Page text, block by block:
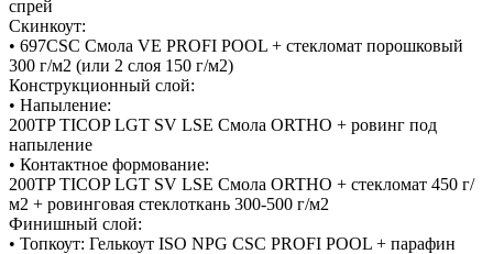
спрей
Скинкоут:
• 697CSC Смола VE PROFI POOL + стекломат порошковый
300 г/м2 (или 2 слоя 150 г/м2)
Конструкционный слой:
• Напыление:
200TP TICOP LGT SV LSE Смола ORTHO + ровинг под
напыление
• Контактное формование:
200TP TICOP LGT SV LSE Смола ORTHO + стекломат 450 г/
м2 + ровинговая стеклоткань 300-500 г/м2
Финишный слой:
• Топкоут: Гелькоут ISO NPG CSC PROFI POOL + парафин